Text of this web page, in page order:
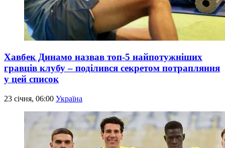
Хавбек Динамо назвав топ-5 найпотужніших
гравців клубу – поділився секретом потрапляння
у цей список
23 січня, 06:00 Україна